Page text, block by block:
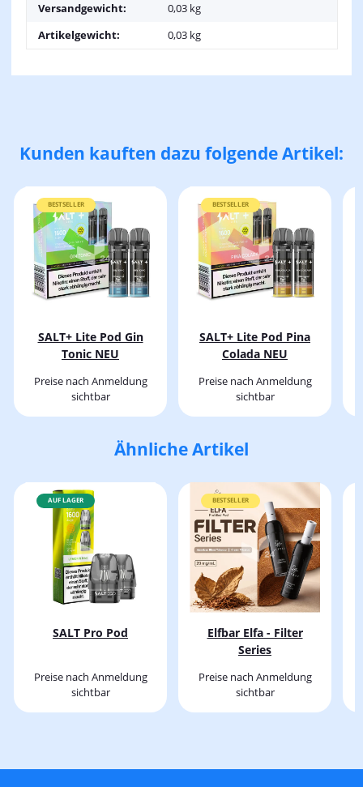
Versandgewicht:
0,03 kg
Artikelgewicht:
0,03 kg
Kunden kauften dazu folgende Artikel:
BESTSELLER
SALT+ Lite Pod Gin
Tonic NEU
Preise nach Anmeldung
sichtbar
BESTSELLER
SALT+ Lite Pod Pina
Colada NEU
Preise nach Anmeldung
sichtbar
Ähnliche Artikel
AUF LAGER
SALT Pro Pod
Preise nach Anmeldung
sichtbar
BESTSELLER
Elfbar Elfa - Filter
Series
Preise nach Anmeldung
sichtbar